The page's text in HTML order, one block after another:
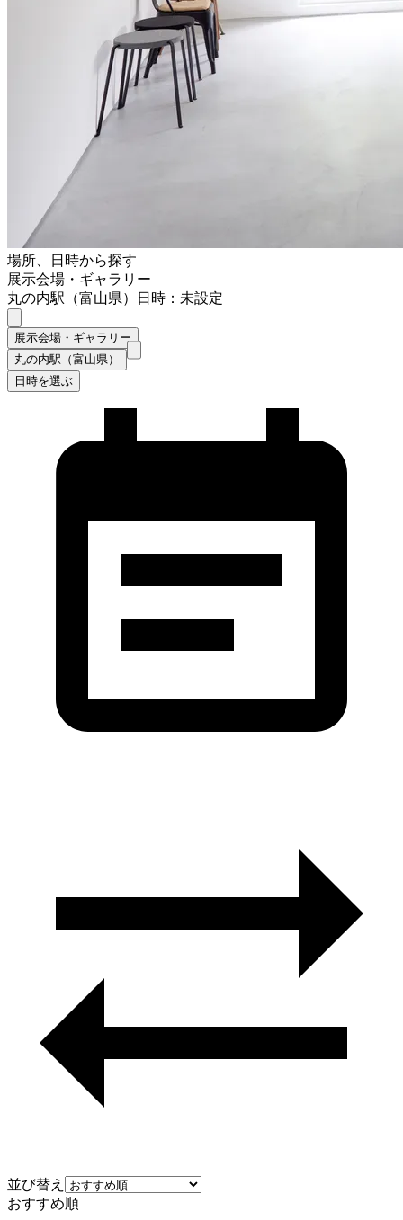
場所、日時から探す
展示会場・ギャラリー
丸の内駅（富山県）
日時：未設定
展示会場・ギャラリー
丸の内駅（富山県）
日時を選ぶ
並び替え
おすすめ順